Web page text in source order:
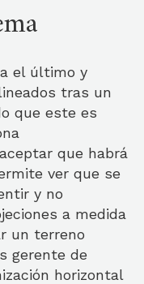
el último y
tras un
que este es
que habrá
ver que se
y no
a medida
un terreno
gerente de
horizontal